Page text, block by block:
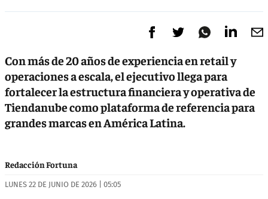
Con más de 20 años de experiencia en retail y
operaciones a escala, el ejecutivo llega para
fortalecer la estructura financiera y operativa de
Tiendanube como plataforma de referencia para
grandes marcas en América Latina.
Redacción Fortuna
LUNES 22 DE JUNIO DE 2026 | 05:05